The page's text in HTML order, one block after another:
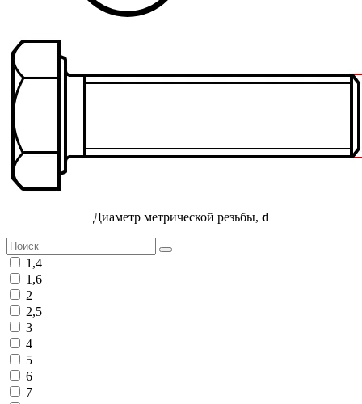
Диаметр метрической резьбы, d
1,4
1,6
2
2,5
3
4
5
6
7